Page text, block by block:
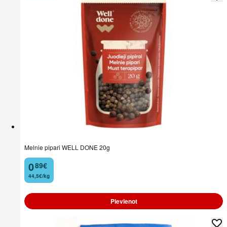
Melnie pipari WELL DONE 20g
0
. 89€
44,5€/kg
Pievienot